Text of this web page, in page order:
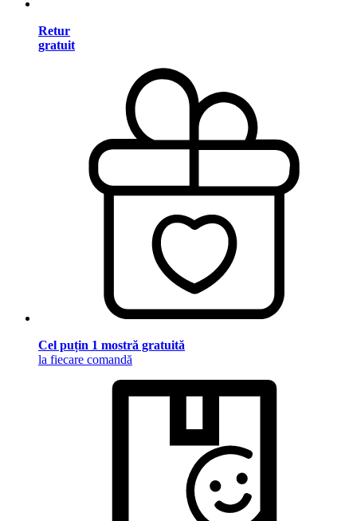
Retur
gratuit
Cel puțin 1 mostră gratuită
la fiecare comandă